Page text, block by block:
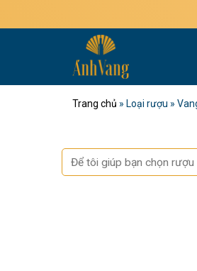
qua
Trang chủ » Loại rượu »
Tìm
kiếm: